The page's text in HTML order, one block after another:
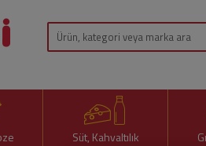
Süt, Kahvaltılık